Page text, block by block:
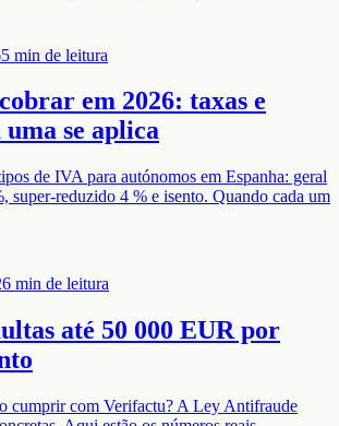
5 min de leitura
em 2026: taxas e
uma se aplica
de IVA para autónomos em Espanha: geral
super-reduzido 4 % e isento. Quando cada um
6 min de leitura
até 50 000 EUR por
cumprir com Verifactu? A Ley Antifraude